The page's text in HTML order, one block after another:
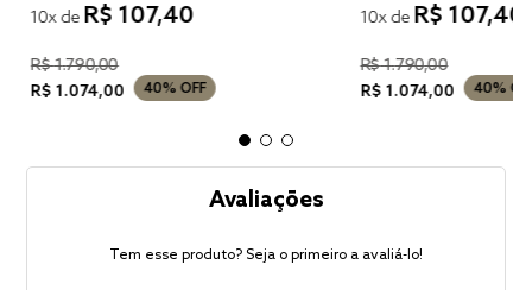
10x de R$ 107,40
R$1.790,00
R$ 1.074,00 40% OFF
10x de R$ 107,40
R$1.790,00
R$ 1.074,00 40%
Avaliações
Tem esse produto? Seja o primeiro a avaliá-lo!